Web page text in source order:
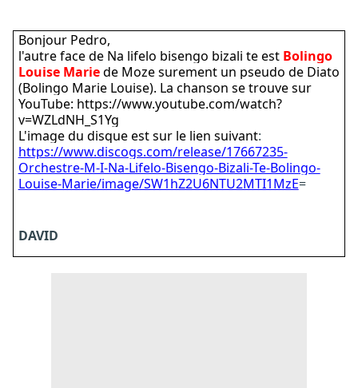
Bonjour Pedro,
l'autre face de Na lifelo bisengo bizali te est Bolingo
Louise Mariede Moze surement un pseudo de Diato
(Bolingo Marie Louise). La chanson se trouve sur
YouTube: https://www.youtube.com/watch?
v=WZLdNH_S1Yg
L'image du disque est sur le lien suivant:
https://www.discogs.com/release/17667235-
Orchestre-M-I-Na-Lifelo-Bisengo-Bizali-Te-Bolingo-
Louise-Marie/image/SW1hZ2U6NTU2MTI1MzE=
DAVID